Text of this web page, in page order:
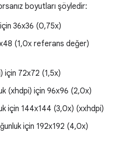
boyutları şöyledir:
36x36 (0,75x)
(1,0x referans değer)
için 72x72 (1,5x)
(xhdpi) için 96x96 (2,0x)
için 144x144 (3,0x) (xxhdpi)
için 192x192 (4,0x)